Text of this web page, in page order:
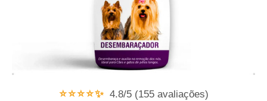
⭐⭐⭐⭐✨ 4.8/5 (155 avaliações)